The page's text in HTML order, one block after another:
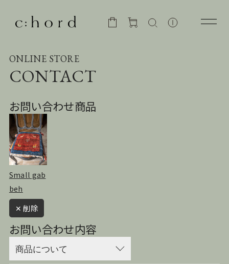
ONLINE STORE
CONTACT
お問い合わせ商品
Small gab
beh
✕ 削除
お問い合わせ内容